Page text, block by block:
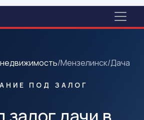
/Мензелинск/Дача
ПОД ЗАЛОГ